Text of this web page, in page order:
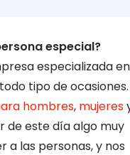
especial?
especializada en
tipo de ocasiones.
hombres, mujeres
de este día algo muy
a las personas, y nos